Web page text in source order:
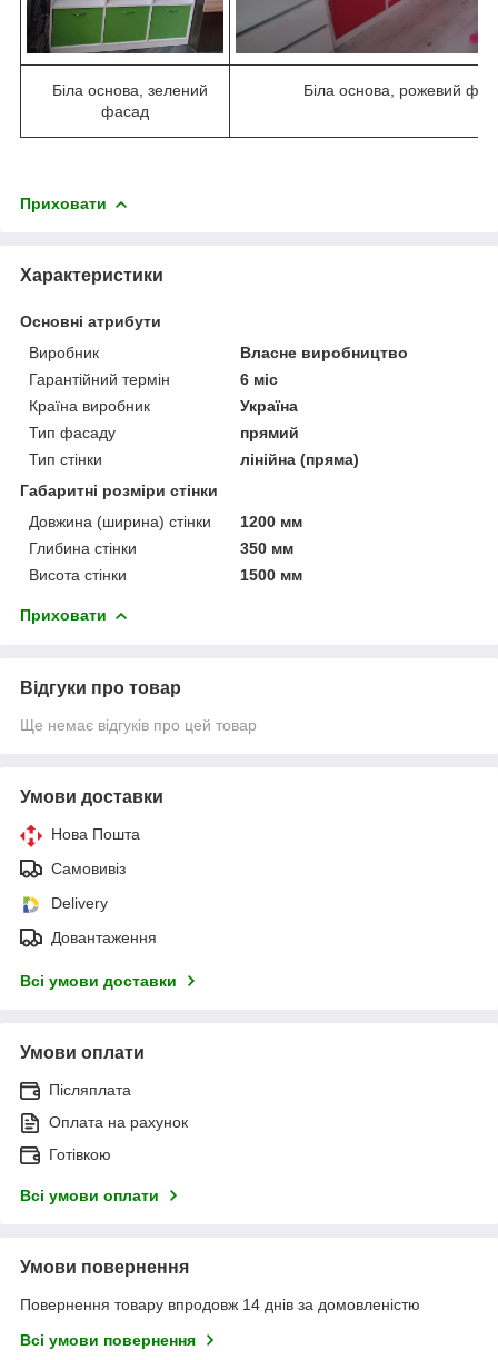
Біла основа, зелений
фасад
Біла основа, рожевий
Приховати
Характеристики
Основні атрибути
Виробник
Власне виробництво
Гарантійний термін
6 міс
Країна виробник
Україна
Тип фасаду
прямий
Тип стінки
лінійна (пряма)
Габаритні розміри стінки
Довжина (ширина) стінки
1200 мм
Глибина стінки
350 мм
Висота стінки
1500 мм
Приховати
Відгуки про товар
Ще немає відгуків про цей товар
Умови доставки
Нова Пошта
Самовивіз
Delivery
Довантаження
Всі умови доставки
Умови оплати
Післяплата
Оплата на рахунок
Готівкою
Всі умови оплати
Умови повернення
Повернення товару впродовж 14 днів за домовленістю
Всі умови повернення